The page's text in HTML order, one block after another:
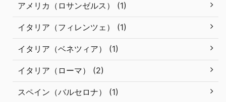
アメリカ（ロサンゼルス） (1)
イタリア（フィレンツェ） (1)
イタリア（ベネツィア） (1)
イタリア（ローマ） (2)
スペイン（バルセロナ） (1)